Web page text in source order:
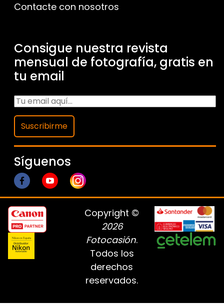
Contacte con nosotros
Consigue nuestra revista
mensual de fotografía, gratis en
tu email
Suscribirme
Síguenos
Copyright ©
2026
Fotocasión.
Todos los
derechos
reservados.